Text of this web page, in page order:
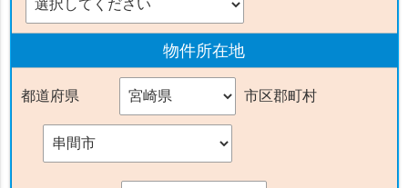
物件所在地
都道府県 市区郡町村